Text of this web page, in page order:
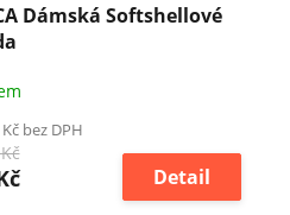
Dámská Softshellové
bez DPH
Detail